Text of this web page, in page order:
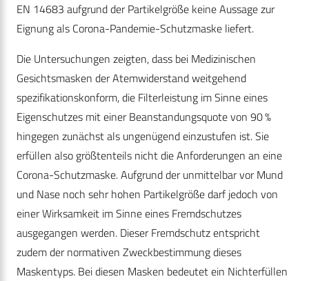
EN 14683 aufgrund der Partikelgröße keine Aussage zur
Eignung als Corona-Pandemie-Schutzmaske liefert.
Die Untersuchungen zeigten, dass bei Medizinischen
Gesichtsmasken der Atemwiderstand weitgehend
spezifikationskonform, die Filterleistung im Sinne eines
Eigenschutzes mit einer Beanstandungsquote von 90 %
hingegen zunächst als ungenügend einzustufen ist. Sie
erfüllen also größtenteils nicht die Anforderungen an eine
Corona-Schutzmaske. Aufgrund der unmittelbar vor Mund
und Nase noch sehr hohen Partikelgröße darf jedoch von
einer Wirksamkeit im Sinne eines Fremdschutzes
ausgegangen werden. Dieser Fremdschutz entspricht
zudem der normativen Zweckbestimmung dieses
Maskentyps. Bei diesen Masken bedeutet ein Nichterfüllen